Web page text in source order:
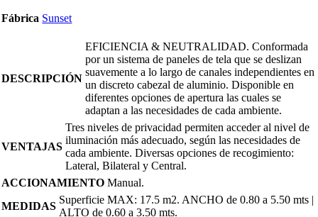
Fábrica Sunset
DESCRIPCIÓN
EFICIENCIA & NEUTRALIDAD. Conformada
por un sistema de paneles de tela que se deslizan
suavemente a lo largo de canales independientes en
un discreto cabezal de aluminio. Disponible en
diferentes opciones de apertura las cuales se
adaptan a las necesidades de cada ambiente.
VENTAJAS
Tres niveles de privacidad permiten acceder al nivel de
iluminación más adecuado, según las necesidades de
cada ambiente. Diversas opciones de recogimiento:
Lateral, Bilateral y Central.
ACCIONAMIENTO Manual.
MEDIDAS
Superficie MAX: 17.5 m2. ANCHO de 0.80 a 5.50 mts |
ALTO de 0.60 a 3.50 mts.